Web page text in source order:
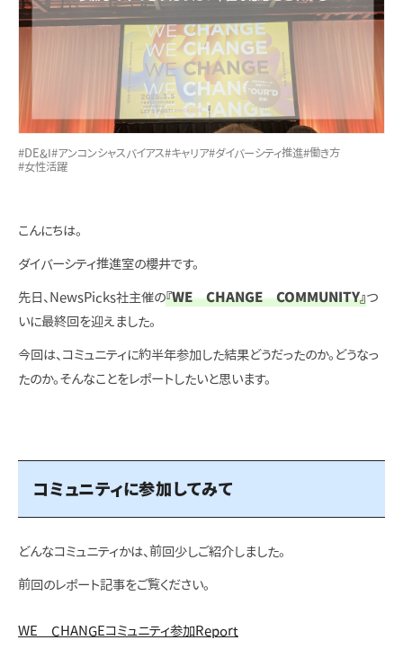
#DE&I#アンコンシャスバイアス#キャリア#ダイバーシティ推進#働き方
#女性活躍
こんにちは。
ダイバーシティ推進室の櫻井です。
先日、NewsPicks社主催の『WE CHANGE COMMUNITY』つ
いに最終回を迎えました。
今回は、コミュニティに約半年参加した結果どうだったのか。どうなっ
たのか。そんなことをレポートしたいと思います。
コミュニティに参加してみて
どんなコミュニティかは、前回少しご紹介しました。
前回のレポート記事をご覧ください。
WE CHANGEコミュニティ参加Report